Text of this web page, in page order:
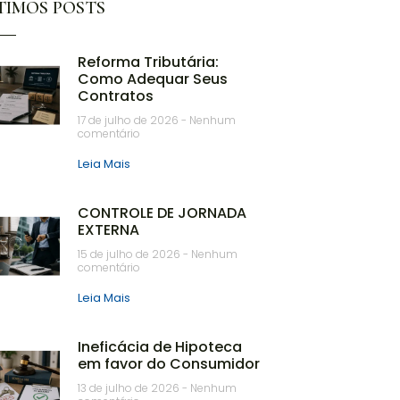
POSTS
Reforma Tributária:
Como Adequar Seus
Contratos
17 de julho de 2026
Nenhum
comentário
Leia Mais
CONTROLE DE JORNADA
EXTERNA
15 de julho de 2026
Nenhum
comentário
Leia Mais
Ineficácia de Hipoteca
em favor do Consumidor
13 de julho de 2026
Nenhum